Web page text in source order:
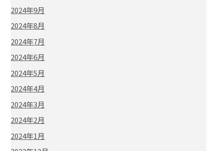
2024年9月
2024年8月
2024年7月
2024年6月
2024年5月
2024年4月
2024年3月
2024年2月
2024年1月